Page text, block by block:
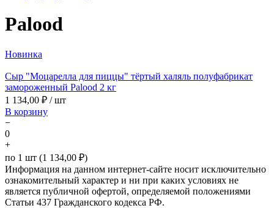
Palood
Новинка
Сыр "Моцарелла для пиццы" тёртый халяль полуфабрикат
замороженный Palood 2 кг
1 134,00 ₽ / шт
В корзину
−
0
+
по 1 шт (1 134,00 ₽)
Информация на данном интернет-сайте носит исключительно
ознакомительный характер и ни при каких условиях не
является публичной офертой, определяемой положениями
Статьи 437 Гражданского кодекса РФ.